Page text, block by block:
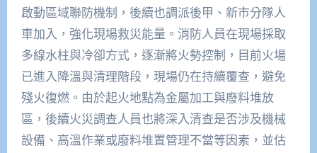
啟動區域聯防機制，後續也調派後甲、新市分隊人
車加入，強化現場救災能量。消防人員在現場採取
多線水柱與冷卻方式，逐漸將火勢控制，目前火場
已進入降溫與清理階段，現場仍在持續覆查，避免
殘火復燃。由於起火地點為金屬加工與廢料堆放
區，後續火災調查人員也將深入清查是否涉及機械
設備、高溫作業或廢料堆置管理不當等因素，並估